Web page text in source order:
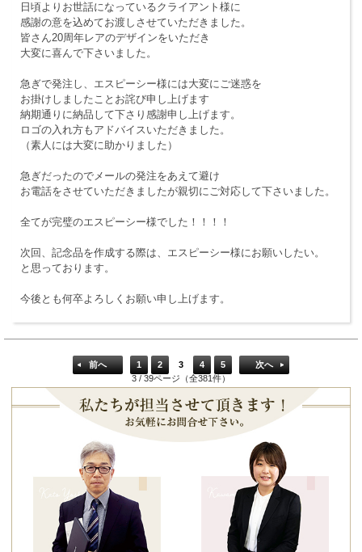
日頃よりお世話になっているクライアント様に
感謝の意を込めてお渡しさせていただきました。
皆さん20周年レアのデザインをいただき
大変に喜んで下さいました。
急ぎで発注し、エスピーシー様には大変にご迷惑を
お掛けしましたことお詫び申し上げます
納期通りに納品して下さり感謝申し上げます。
ロゴの入れ方もアドバイスいただきました。
（素人には大変に助かりました）
急ぎだったのでメールの発注をあえて避け
お電話をさせていただきましたが親切にご対応して下さいました。
全てが完璧のエスピーシー様でした！！！！
次回、記念品を作成する際は、エスピーシー様にお願いしたい。
と思っております。
今後とも何卒よろしくお願い申し上げます。
前へ 1 2 3 4 5
次へ
3 / 39ページ（全381件）